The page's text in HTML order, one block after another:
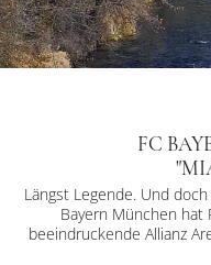
FC
Längst Legende. Und
Bayern München hat
beeindruckende Allianz